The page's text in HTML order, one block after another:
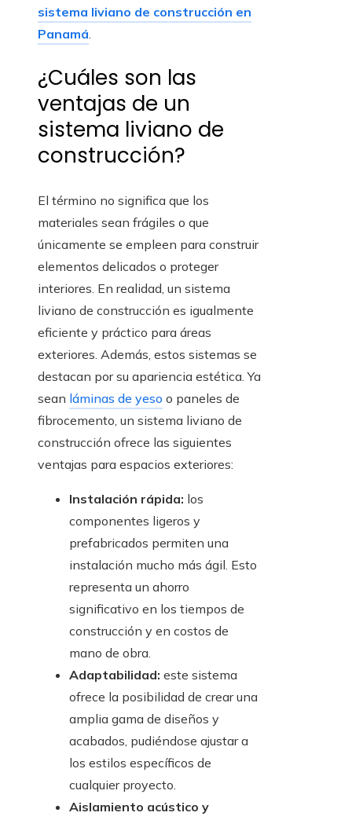
sistema liviano de construcción en
Panamá.
¿Cuáles son las
ventajas de un
sistema liviano de
construcción?
El término no significa que los
materiales sean frágiles o que
únicamente se empleen para construir
elementos delicados o proteger
interiores. En realidad, un sistema
liviano de construcción es igualmente
eficiente y práctico para áreas
exteriores. Además, estos sistemas se
destacan por su apariencia estética. Ya
sean láminas de yeso o paneles de
fibrocemento, un sistema liviano de
construcción ofrece las siguientes
ventajas para espacios exteriores:
Instalación rápida: los
componentes ligeros y
prefabricados permiten una
instalación mucho más ágil. Esto
representa un ahorro
significativo en los tiempos de
construcción y en costos de
mano de obra.
Adaptabilidad: este sistema
ofrece la posibilidad de crear una
amplia gama de diseños y
acabados, pudiéndose ajustar a
los estilos específicos de
cualquier proyecto.
Aislamiento acústico y